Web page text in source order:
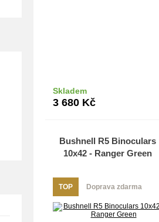
Skladem
3 680 Kč
Bushnell R5 Binoculars
10x42 - Ranger Green
TOP Doprava zdarma